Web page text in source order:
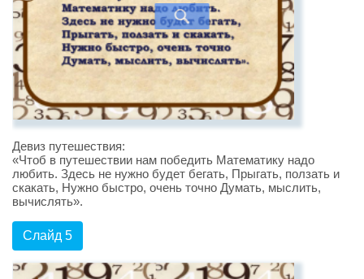
Девиз путешествия:
«Чтоб в путешествии нам победить Математику надо
любить. Здесь не нужно будет бегать, Прыгать, ползать и
скакать, Нужно быстро, очень точно Думать, мыслить,
вычислять».
Слайд 5